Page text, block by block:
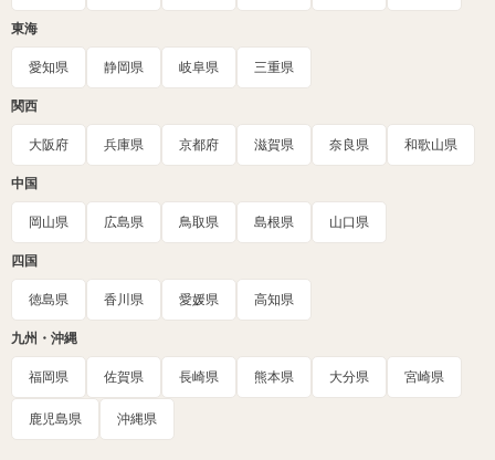
東海
愛知県 静岡県 岐阜県 三重県
関西
大阪府 兵庫県 京都府 滋賀県 奈良県 和歌山県
中国
岡山県 広島県 鳥取県 島根県 山口県
四国
徳島県 香川県 愛媛県 高知県
九州・沖縄
福岡県 佐賀県 長崎県 熊本県 大分県 宮崎県
鹿児島県 沖縄県